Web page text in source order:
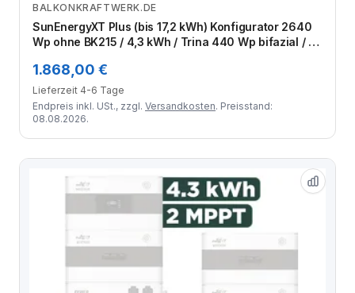
Zum Angebot
BALKONKRAFTWERK.DE
SunEnergyXT Plus (bis 17,2 kWh) Konfigurator 2640
Wp ohne BK215 / 4,3 kWh / Trina 440 Wp bifazial / 6
1.868,00 €
Lieferzeit 4-6 Tage
Endpreis inkl. USt., zzgl. Versandkosten. Preisstand:
08.08.2026.